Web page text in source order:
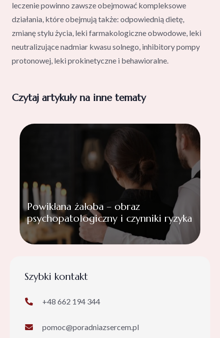
leczenie powinno zawsze obejmować kompleksowe
działania, które obejmują także: odpowiednią dietę,
zmianę stylu życia, leki farmakologiczne obwodowe, leki
neutralizujące nadmiar kwasu solnego, inhibitory pompy
protonowej, leki prokinetyczne i behawioralne.
Czytaj artykuły na inne tematy
Powikłana żałoba – obraz
psychopatologiczny i czynniki ryzyka
Szybki kontakt
+48 662 194 344
pomoc@poradniazsercem.pl